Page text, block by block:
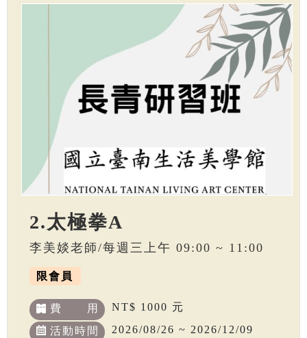
2.太極拳A
李美婒老師/每週三上午 09:00 ~ 11:00
限會員
費 用 NT$ 1000 元
活動時間 2026/08/26 ~ 2026/12/09